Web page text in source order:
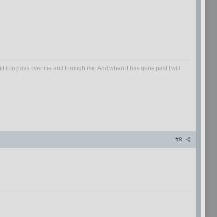
it to pass over me and through me. And when it has gone past I will
#8